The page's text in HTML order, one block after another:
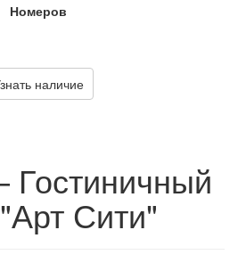
Номеров
наличие
Сити"